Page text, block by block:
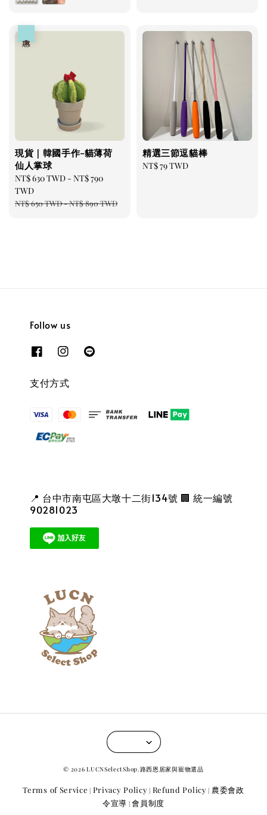
現貨｜韓國手作-貓薄荷
仙人掌球
Sale
price
NT$ 630 TWD - NT$ 790
TWD
Regular
NT$ 650 TWD-NT$ 890 TWD
精選三節逗貓棒
Regular
NT$ 79 TWD
Follow us
支付方式
📍 台中市南屯區大墩十二街134號 🏢 統一編號
90281023
© 2026 LUCNSelectShop.路西恩居家與寵物選品
Terms of Service | Privacy Policy | Refund Policy | 農委會政
令宣導 |會員制度